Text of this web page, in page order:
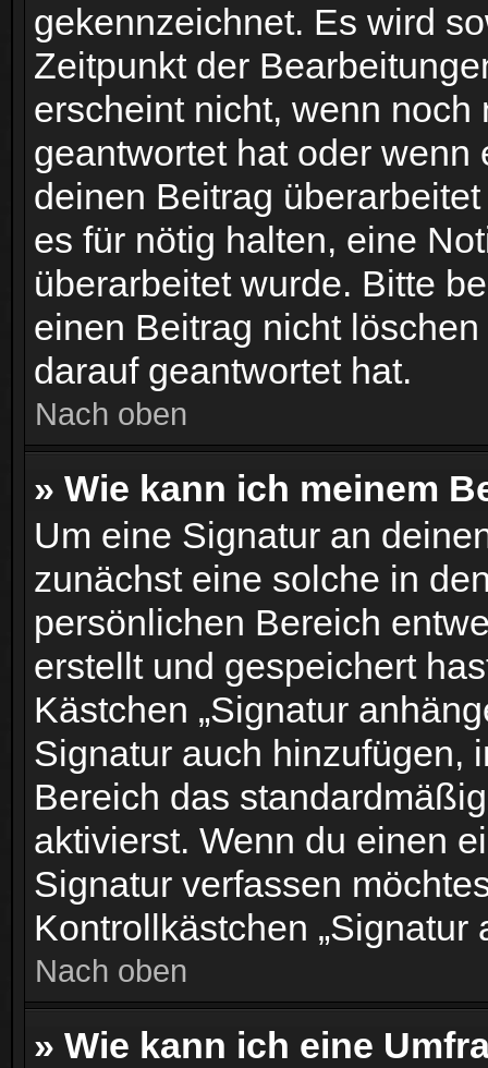
gekennzeichnet. Es wird
Zeitpunkt der
erscheint nicht, wenn
geantwortet hat oder
deinen Beitrag
es für nötig halten, eine
überarbeitet wurde. Bitte
einen Beitrag nicht
darauf geantwortet hat.
Nach oben
» Wie kann ich meinem
Um eine Signatur an
zunächst eine solche in
persönlichen Bereich
erstellt und gespeichert
Kästchen „Signatur
Signatur auch hinzufügen,
Bereich das
aktivierst. Wenn du einen
Signatur verfassen
Kontrollkästchen
Nach oben
» Wie kann ich eine